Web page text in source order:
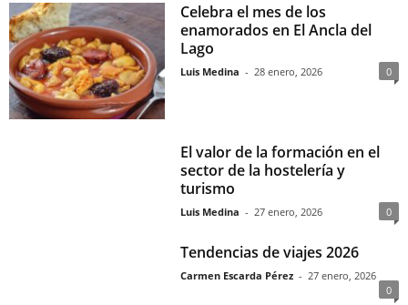
Celebra el mes de los
enamorados en El Ancla del
Lago
Luis Medina - 28 enero, 2026 0
El valor de la formación en el
sector de la hostelería y
turismo
Luis Medina - 27 enero, 2026 0
Tendencias de viajes 2026
Carmen Escarda Pérez - 27 enero, 2026
0